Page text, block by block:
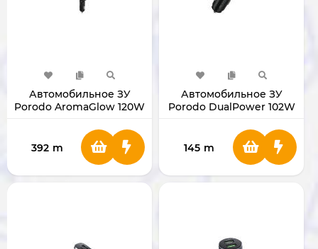
Автомобильное ЗУ
Porodo AromaGlow 120W
PDCHD120WBK
392 m
Автомобильное ЗУ
Porodo DualPower 102W
145 m